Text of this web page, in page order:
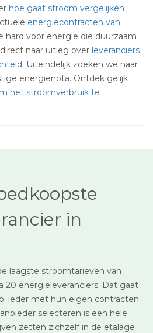
hoe gaat stroom vergelijken
energiecontracten van
hard voor energie die duurzaam
naar uitleg over leveranciers
. Uiteindelijk zoeken we naar
energienota. Ontdek gelijk
het stroomverbruik te
in
laagste stroomtarieven van
20 energieleveranciers. Dat gaat
ieder met hun eigen contracten
selecteren is een hele
zetten zichzelf in de etalage